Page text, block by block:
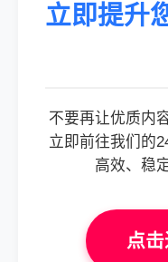
立即提升
不要再让优质内
立即前往我们的
高效、稳
点